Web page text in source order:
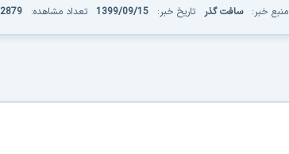
منبع خبر: سافت گذر تاریخ خبر: 1399/09/15 تعداد مشاهده: 2879